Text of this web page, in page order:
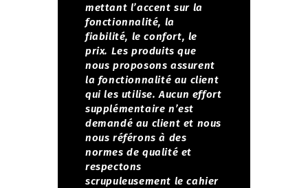
mettant l’accent sur la
fonctionnalité, la
fiabilité, le confort, le
prix. Les produits que
nous proposons assurent
la fonctionnalité au client
qui les utilise. Aucun effort
supplémentaire n’est
demandé au client et nous
nous référons à des
normes de qualité et
respectons
scrupuleusement le cahier